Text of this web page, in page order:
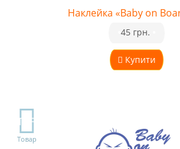
Наклейка «Baby on
Купити
45 грн.
TOP
Товар